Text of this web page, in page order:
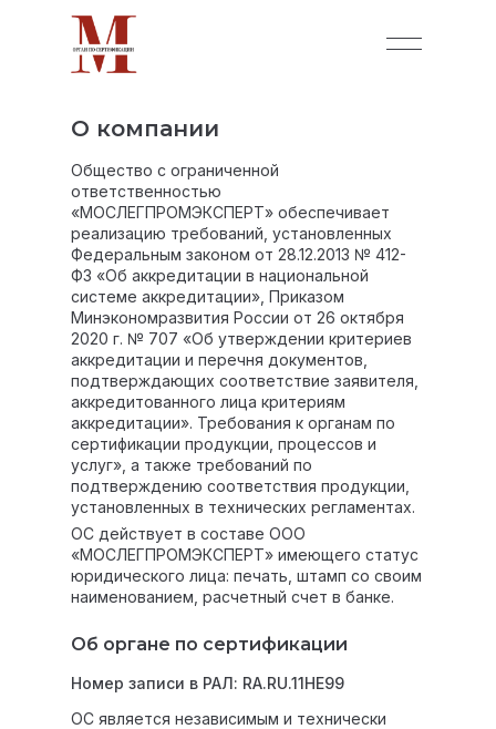
Общество с ограниченной
ответственностью
«МОСЛЕГПРОМЭКСПЕРТ» обеспечивает
реализацию требований, установленных
Федеральным законом от 28.12.2013 № 412-
ФЗ «Об аккредитации в национальной
системе аккредитации», Приказом
Минэкономразвития России от 26 октября
2020 г. № 707 «Об утверждении критериев
аккредитации и перечня документов,
подтверждающих соответствие заявителя,
аккредитованного лица критериям
аккредитации». Требования к органам по
сертификации продукции, процессов и
услуг», а также требований по
подтверждению соответствия продукции,
установленных в технических регламентах.
О компании
Об органе по сертификации
ОС действует в составе ООО
«МОСЛЕГПРОМЭКСПЕРТ» имеющего статус
юридического лица: печать, штамп со своим
наименованием, расчетный счет в банке.
ОС является независимым и технически
Номер записи в РАЛ: RA.RU.11НЕ99